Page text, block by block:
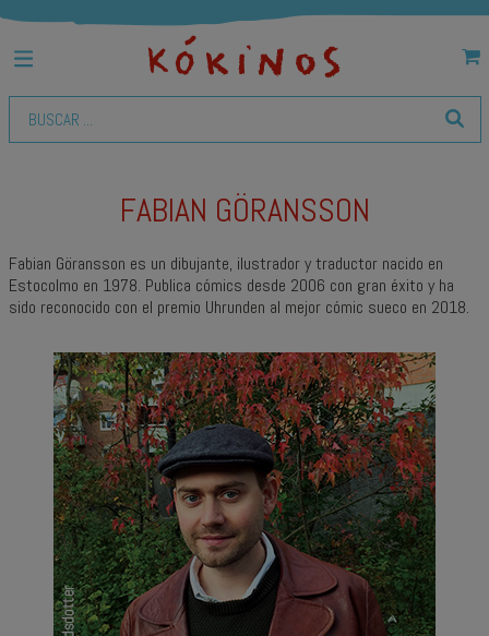
FABIAN GÖRANSSON
Fabian Göransson es un dibujante, ilustrador y traductor nacido en
Estocolmo en 1978. Publica cómics desde 2006 con gran éxito y ha
sido reconocido con el premio Uhrunden al mejor cómic sueco en 2018.